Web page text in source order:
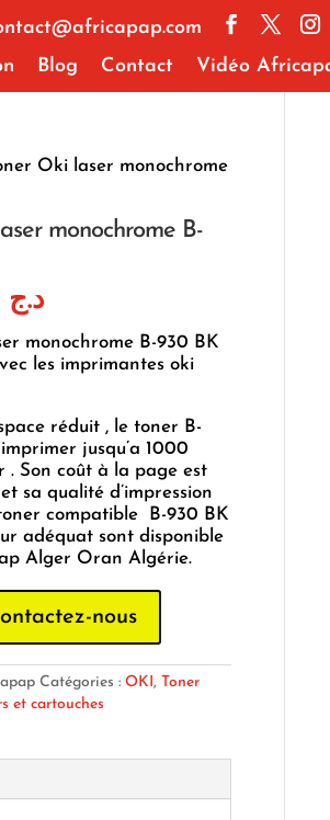
Blog Contact Vidéo
Oki laser monochrome
monochrome B-
د.ج
monochrome B-930 BK
les imprimantes oki
réduit , le toner B-
jusqu’a 1000
. Son coût à la page est
sa qualité d’impression
compatible B-930 BK
adéquat sont disponible
Alger Oran Algérie.
nous
Catégories : OKI , Toner
et cartouches